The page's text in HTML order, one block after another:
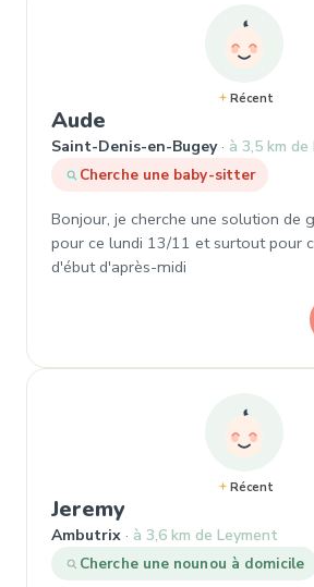
Récent
Aude
Saint-Denis-en-Bugey
à 3,5 km
Cherche une baby-sitter
Bonjour, je cherche une solution de
pour ce lundi 13/11 et surtout pour
d'ébut d'après-midi
Récent
Jeremy, Demande de
Ambutrix
à 3,6 km de Leyment
Cherche une nounou à domicile